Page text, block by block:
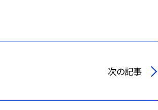
次の記事